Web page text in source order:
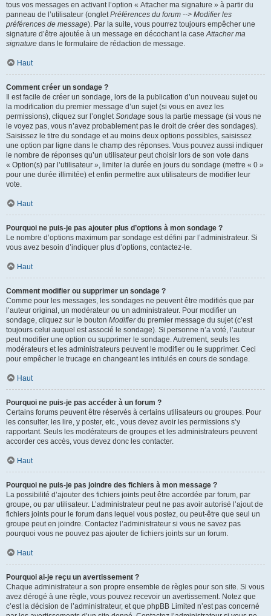
tous vos messages en activant l’option « Attacher ma signature » à partir du
panneau de l’utilisateur (ongletPréférences du forum --> Modifier les
préférences de message). Par la suite, vous pourrez toujours empêcher une
signature d’être ajoutée à un message en décochant la caseAttacher ma
signature dans le formulaire de rédaction de message.
Haut
Comment créer un sondage ?
Il est facile de créer un sondage, lors de la publication d’un nouveau sujet ou
la modification du premier message d’un sujet (si vous en avez les
permissions), cliquez sur l’ongletSondage sous la partie message (si vous ne
le voyez pas, vous n’avez probablement pas le droit de créer des sondages).
Saisissez le titre du sondage et au moins deux options possibles, saisissez
une option par ligne dans le champ des réponses. Vous pouvez aussi indiquer
le nombre de réponses qu’un utilisateur peut choisir lors de son vote dans
« Option(s) par l’utilisateur », limiter la durée en jours du sondage (mettre « 0 »
pour une durée illimitée) et enfin permettre aux utilisateurs de modifier leur
vote.
Haut
Pourquoi ne puis-je pas ajouter plus d’options à mon sondage ?
Le nombre d’options maximum par sondage est défini par l’administrateur. Si
vous avez besoin d’indiquer plus d’options, contactez-le.
Haut
Comment modifier ou supprimer un sondage ?
Comme pour les messages, les sondages ne peuvent être modifiés que par
l’auteur original, un modérateur ou un administrateur. Pour modifier un
sondage, cliquez sur le bouton Modifierdu premier message du sujet (c’est
toujours celui auquel est associé le sondage). Si personne n’a voté, l’auteur
peut modifier une option ou supprimer le sondage. Autrement, seuls les
modérateurs et les administrateurs peuvent le modifier ou le supprimer. Ceci
pour empêcher le trucage en changeant les intitulés en cours de sondage.
Haut
Pourquoi ne puis-je pas accéder à un forum ?
Certains forums peuvent être réservés à certains utilisateurs ou groupes. Pour
les consulter, les lire, y poster, etc., vous devez avoir les permissions s’y
rapportant. Seuls les modérateurs de groupes et les administrateurs peuvent
accorder ces accès, vous devez donc les contacter.
Haut
Pourquoi ne puis-je pas joindre des fichiers à mon message ?
La possibilité d’ajouter des fichiers joints peut être accordée par forum, par
groupe, ou par utilisateur. L’administrateur peut ne pas avoir autorisé l’ajout de
fichiers joints pour le forum dans lequel vous postez, ou peut-être que seul un
groupe peut en joindre. Contactez l’administrateur si vous ne savez pas
pourquoi vous ne pouvez pas ajouter de fichiers joints sur un forum.
Haut
Pourquoi ai-je reçu un avertissement ?
Chaque administrateur a son propre ensemble de règles pour son site. Si vous
avez dérogé à une règle, vous pouvez recevoir un avertissement. Notez que
c’est la décision de l’administrateur, et que phpBB Limited n’est pas concerné